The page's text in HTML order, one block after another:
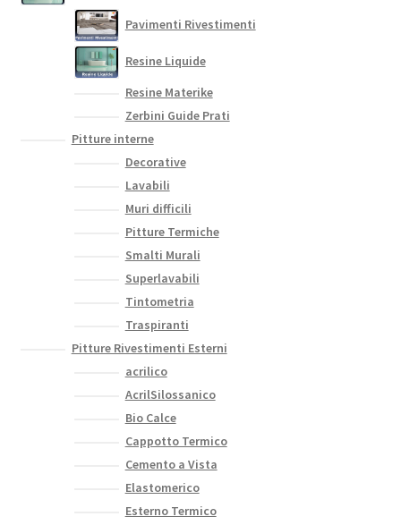
Pavimenti Rivestimenti
Resine Liquide
Resine Materike
Zerbini Guide Prati
Pitture interne
Decorative
Lavabili
Muri difficili
Pitture Termiche
Smalti Murali
Superlavabili
Tintometria
Traspiranti
Pitture Rivestimenti Esterni
acrilico
AcrilSilossanico
Bio Calce
Cappotto Termico
Cemento a Vista
Elastomerico
Esterno Termico